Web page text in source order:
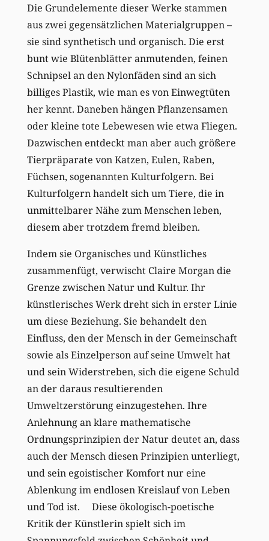
Die Grundelemente dieser Werke stammen
aus zwei gegensätzlichen Materialgruppen –
sie sind synthetisch und organisch. Die erst
bunt wie Blütenblätter anmutenden, feinen
Schnipsel an den Nylonfäden sind an sich
billiges Plastik, wie man es von Einwegtüten
her kennt. Daneben hängen Pflanzensamen
oder kleine tote Lebewesen wie etwa Fliegen.
Dazwischen entdeckt man aber auch größere
Tierpräparate von Katzen, Eulen, Raben,
Füchsen, sogenannten Kulturfolgern. Bei
Kulturfolgern handelt sich um Tiere, die in
unmittelbarer Nähe zum Menschen leben,
diesem aber trotzdem fremd bleiben.
Indem sie Organisches und Künstliches
zusammenfügt, verwischt Claire Morgan die
Grenze zwischen Natur und Kultur. Ihr
künstlerisches Werk dreht sich in erster Linie
um diese Beziehung. Sie behandelt den
Einfluss, den der Mensch in der Gemeinschaft
sowie als Einzelperson auf seine Umwelt hat
und sein Widerstreben, sich die eigene Schuld
an der daraus resultierenden
Umweltzerstörung einzugestehen. Ihre
Anlehnung an klare mathematische
Ordnungsprinzipien der Natur deutet an, dass
auch der Mensch diesen Prinzipien unterliegt,
und sein egoistischer Komfort nur eine
Ablenkung im endlosen Kreislauf von Leben
und Tod ist. Diese ökologisch-poetische
Kritik der Künstlerin spielt sich im